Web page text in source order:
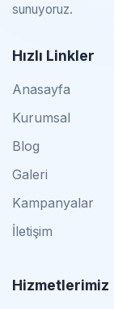
sunuyoruz.
Hızlı Linkler
Anasayfa
Kurumsal
Blog
Galeri
Kampanyalar
İletişim
Hizmetlerimiz